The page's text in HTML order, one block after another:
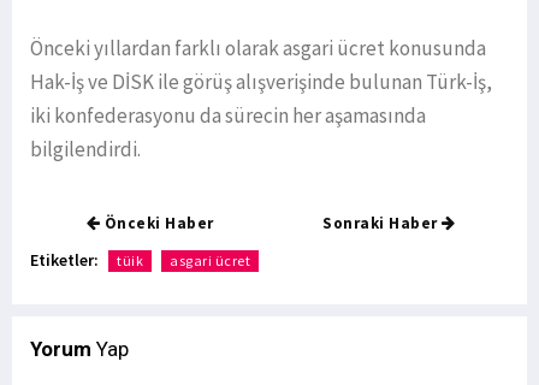
Önceki yıllardan farklı olarak asgari ücret konusunda
Hak-İş ve DİSK ile görüş alışverişinde bulunan Türk-İş,
iki konfederasyonu da sürecin her aşamasında
bilgilendirdi.
Önceki Haber Sonraki Haber
Etiketler: tüik asgari ücret
Yorum Yap